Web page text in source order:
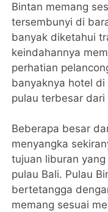
Bintan memang
tersembunyi di
banyak diketahui
keindahannya
perhatian
banyaknya hotel
pulau terbesar dari
Beberapa besar
menyangka
tujuan liburan
pulau Bali. Pulau
bertetangga
memang sesuai